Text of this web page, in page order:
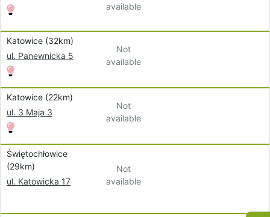
available
Katowice (32km)
ul. Panewnicka 5
Not
available
Katowice (22km)
ul. 3 Maja 3
Not
available
Świętochłowice
(29km)
ul. Katowicka 17
Not
available